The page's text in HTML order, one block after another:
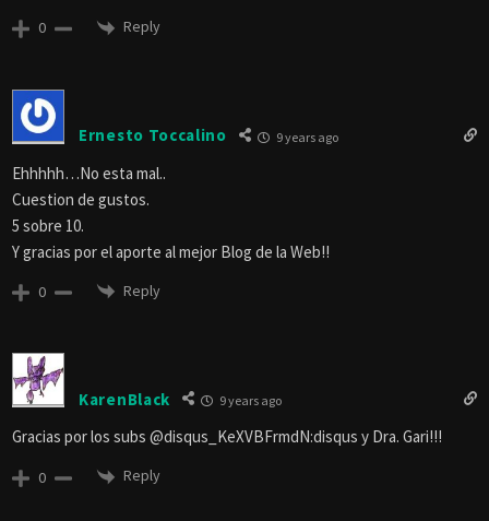
0 Reply
Ernesto Toccalino 9 years ago
Ehhhhh…No esta mal..
Cuestion de gustos.
5 sobre 10.
Y gracias por el aporte al mejor Blog de la Web!!
0 Reply
KarenBlack 9 years ago
Gracias por los subs @disqus_KeXVBFrmdN:disqus y Dra. Gari!!!
0 Reply